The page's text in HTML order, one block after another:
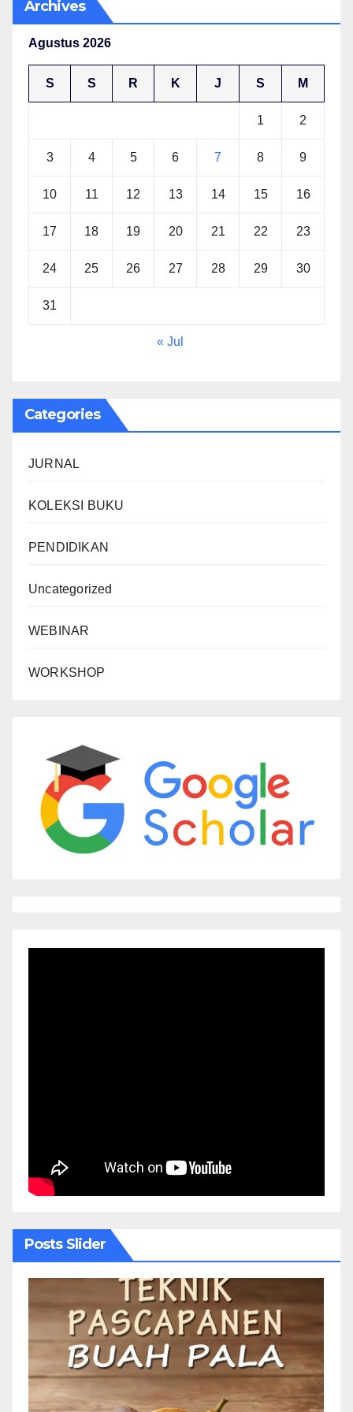
Archives
Agustus 2026
S S R K J S M
1 2
3 4 5 6 7 8 9
10 11 12 13 14 15 16
17 18 19 20 21 22 23
24 25 26 27 28 29 30
31
« Jul
Categories
JURNAL
KOLEKSI BUKU
PENDIDIKAN
Uncategorized
WEBINAR
WORKSHOP
Posts Slider